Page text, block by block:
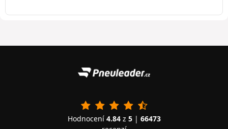
Hodnocení 4.84z 5| 66473